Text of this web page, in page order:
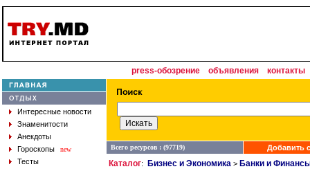
press-обозрение объявления контакты
Интересные новости
Знаменитости
Анекдоты
Гороскопы
new
Тесты
Всего ресурсов : (97719) Добавить
Каталог: Бизнес и Экономика > Банки и